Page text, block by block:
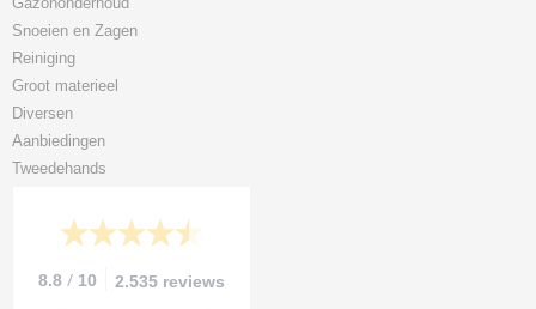
Snoeien en Zagen
Reiniging
Groot materieel
Diversen
Aanbiedingen
Tweedehands
8.8 / 10 2.535 reviews